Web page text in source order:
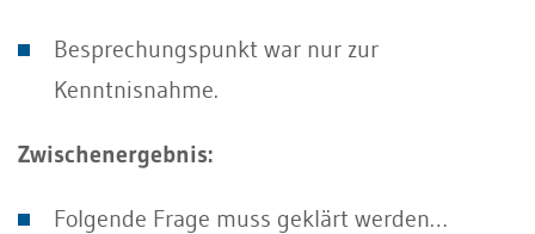
Besprechungspunkt war nur zur
Kenntnisnahme.
Zwischenergebnis:
Folgende Frage muss geklärt werden…